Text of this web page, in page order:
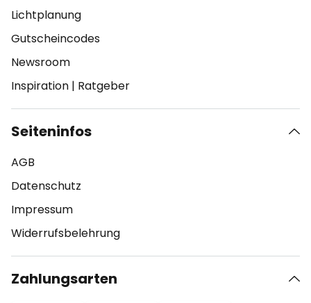
Lichtplanung
Gutscheincodes
Newsroom
Inspiration | Ratgeber
Seiteninfos
AGB
Datenschutz
Impressum
Widerrufsbelehrung
Zahlungsarten